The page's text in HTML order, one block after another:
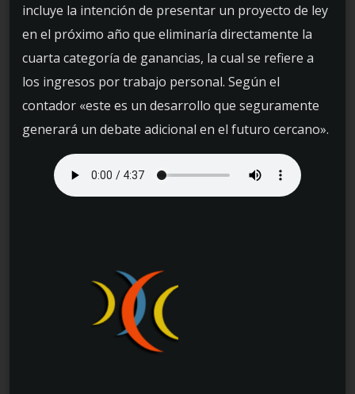
incluye la intención de presentar un proyecto de ley
en el próximo año que eliminaría directamente la
cuarta categoría de ganancias, la cual se refiere a
los ingresos por trabajo personal. Según el
contador «este es un desarrollo que seguramente
generará un debate adicional en el futuro cercano».